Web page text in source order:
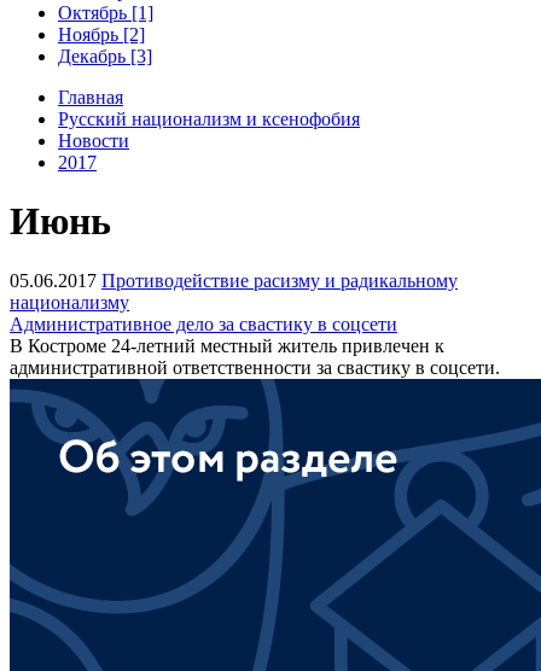
Октябрь [1]
Ноябрь [2]
Декабрь [3]
Главная
Русский национализм и ксенофобия
Новости
2017
Июнь
05.06.2017 Противодействие расизму и радикальному
национализму
Административное дело за свастику в соцсети
В Костроме 24-летний местный житель привлечен к
административной ответственности за свастику в соцсети.